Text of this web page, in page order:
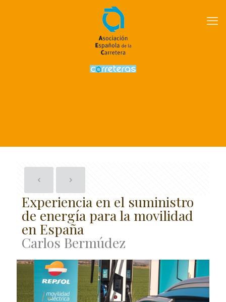
Experiencia en el suministro
de energía para la movilidad
en España
Carlos Bermúdez